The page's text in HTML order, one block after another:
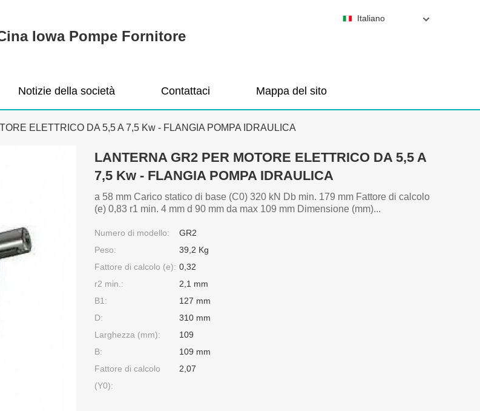
Iowa Pompe Fornitore
Notizie della società Contattaci Mappa del sito
Italiano
ELETTRICO DA 5,5 A 7,5 Kw - FLANGIA POMPA IDRAULICA
LANTERNA GR2 PER MOTORE ELETTRICO DA 5,5 A
7,5 Kw - FLANGIA POMPA IDRAULICA
a 58 mm Carico statico di base (C0) 320 kN Db min. 179 mm Fattore di calcolo
(e) 0,83 r1 min. 4 mm d 90 mm da max 109 mm Dimensione (mm)...
Numero di modello:
GR2
Peso:
39,2 Kg
Fattore di calcolo (e): 0,32
r2 min.:
2,1 mm
B1:
127 mm
D:
310 mm
Larghezza (mm):
109
B:
109 mm
Fattore di calcolo
(Y0):
2,07